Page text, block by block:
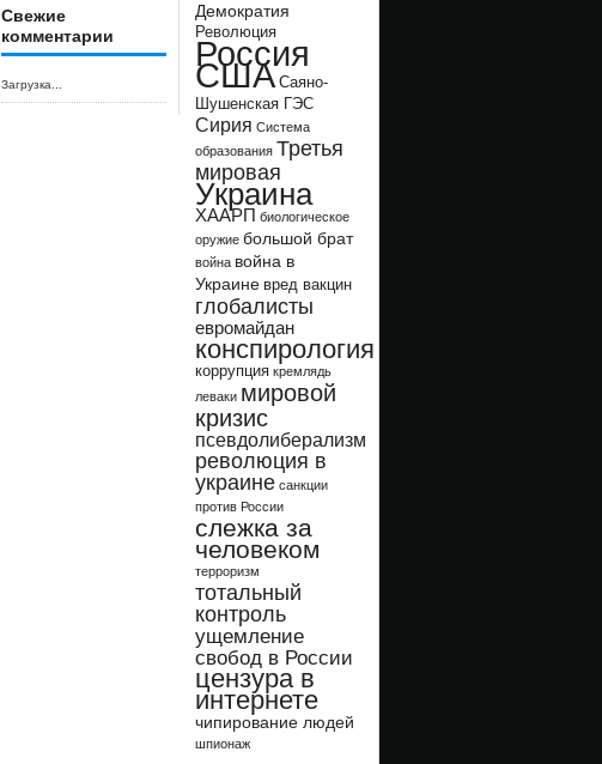
Свежие
комментарии
Загрузка...
Демократия
Революция
Россия
США Саяно-
Шушенская ГЭС
Сирия Система
образования Третья
мировая
Украина
ХААРП биологическое
оружие большой брат
война война в
Украине вред вакцин
глобалисты
евромайдан
конспирология
коррупция кремлядь
леваки мировой
кризис
псевдолиберализм
революция в
украине санкции
против России
слежка за
человеком
терроризм
тотальный
контроль
ущемление
свобод в России
цензура в
интернете
чипирование людей
шпионаж